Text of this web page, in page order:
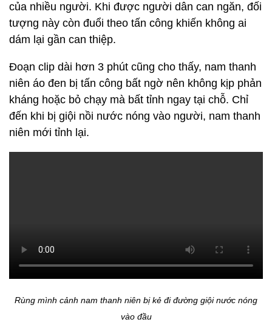
của nhiều người. Khi được người dân can ngăn, đối
tượng này còn đuổi theo tấn công khiến không ai
dám lại gần can thiệp.
Đoạn clip dài hơn 3 phút cũng cho thấy, nam thanh
niên áo đen bị tấn công bất ngờ nên không kịp phản
kháng hoặc bỏ chạy mà bất tỉnh ngay tại chỗ. Chỉ
đến khi bị giội nồi nước nóng vào người, nam thanh
niên mới tỉnh lại.
Rùng mình cảnh nam thanh niên bị kẻ đi đường giội nước nóng
vào đầu